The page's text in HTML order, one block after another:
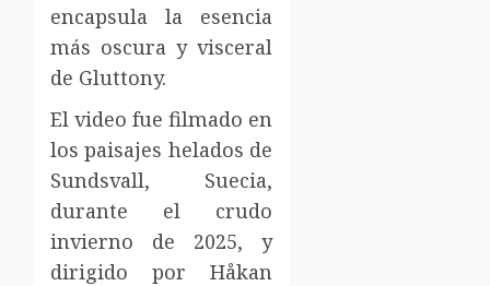
encapsula la esencia
más oscura y visceral
de Gluttony.
El video fue filmado en
los paisajes helados de
Sundsvall, Suecia,
durante el crudo
invierno de 2025, y
dirigido por Håkan